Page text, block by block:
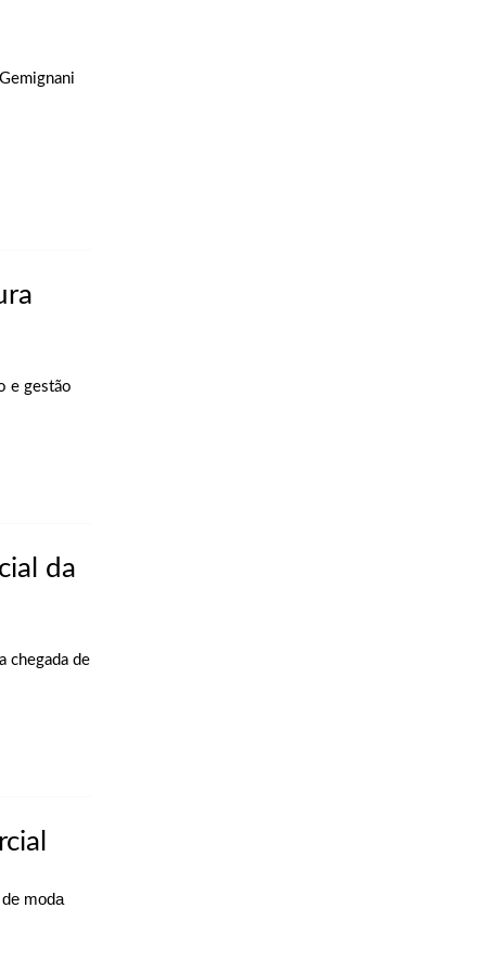
e gestão
da
chegada de
moda